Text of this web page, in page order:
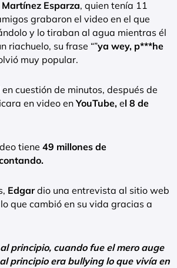
Esparza, quien tenía 11
grabaron el video en el que
y lo tiraban al agua mientras él
riachuelo, su frase “”ya wey, p***he
muy popular.
cuestión de minutos, después de
en video en YouTube, el 8 de
tiene 49 millones de
Edgardio una entrevista al sitio web
lo que cambió en su vida gracias a
principio, cuando fue el mero auge
principio era bullying lo que vivía en